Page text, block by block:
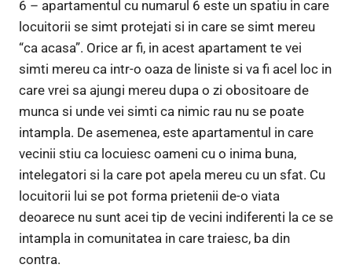
6 – apartamentul cu numarul 6 este un spatiu in care
locuitorii se simt protejati si in care se simt mereu
“ca acasa”. Orice ar fi, in acest apartament te vei
simti mereu ca intr-o oaza de liniste si va fi acel loc in
care vrei sa ajungi mereu dupa o zi obositoare de
munca si unde vei simti ca nimic rau nu se poate
intampla. De asemenea, este apartamentul in care
vecinii stiu ca locuiesc oameni cu o inima buna,
intelegatori si la care pot apela mereu cu un sfat. Cu
locuitorii lui se pot forma prietenii de-o viata
deoarece nu sunt acei tip de vecini indiferenti la ce se
intampla in comunitatea in care traiesc, ba din
contra.